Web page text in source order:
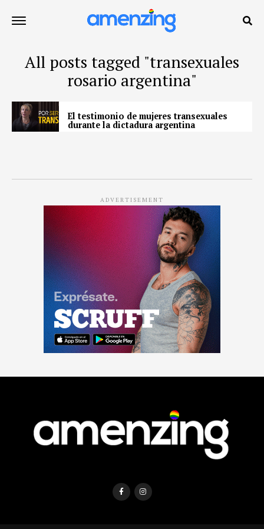
All posts tagged "transexuales
rosario argentina"
El testimonio de mujeres transexuales
durante la dictadura argentina
ADVERTISEMENT